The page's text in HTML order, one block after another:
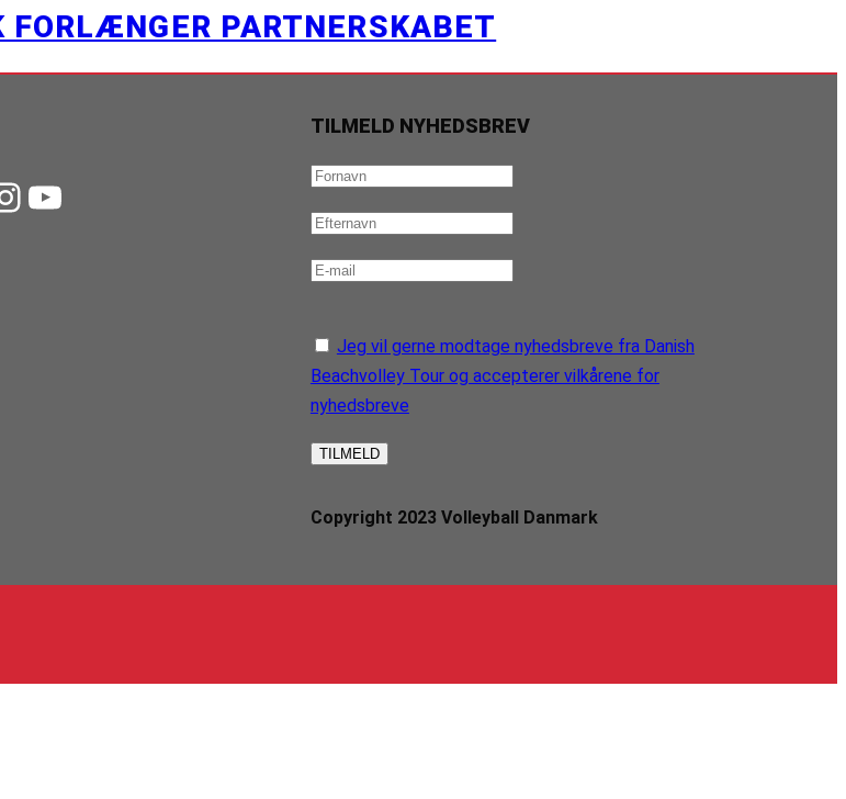
FORLÆNGER PARTNERSKABET
YouTube
TILMELD NYHEDSBREV
Jeg vil gerne modtage nyhedsbreve fra Danish
Beachvolley Tour og accepterer vilkårene for
nyhedsbreve
Copyright 2023 Volleyball Danmark